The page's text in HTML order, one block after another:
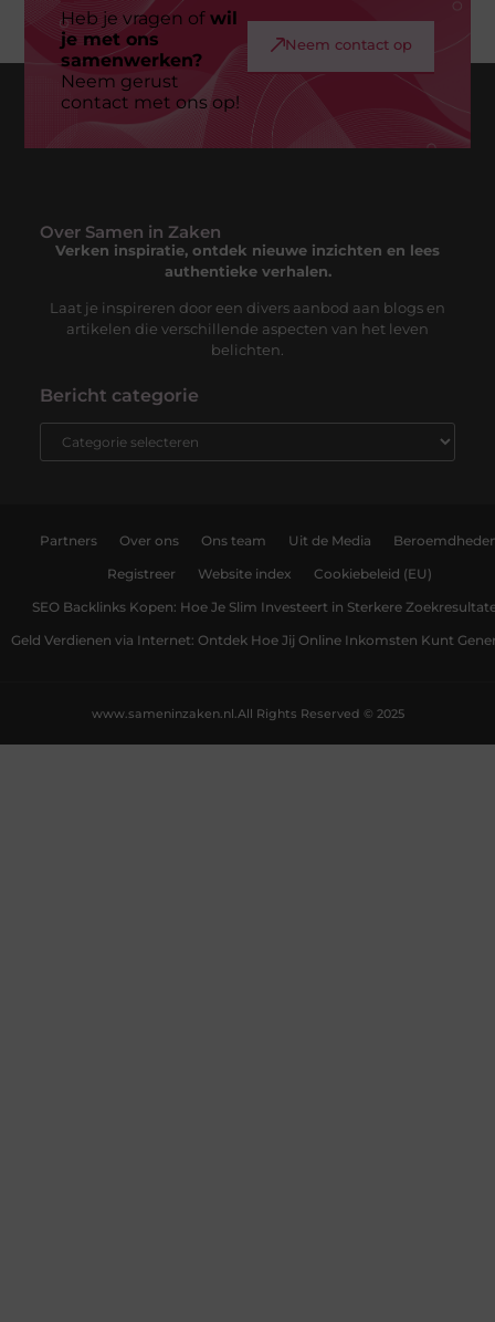
Heb je vragen ofwil
je met ons
samenwerken?
Neem gerust
contact met ons op!
Neem contact op
Over Samen in Zaken
Verken inspiratie, ontdek nieuwe inzichten en lees
authentieke verhalen.
Laat je inspireren door een divers aanbod aan blogs en
artikelen die verschillende aspecten van het leven
belichten.
Bericht categorie
Partners Over ons Ons team Uit de Media
Registreer Website index Cookiebeleid (EU)
SEO Backlinks Kopen: Hoe Je Slim Investeert in Sterkere
Geld Verdienen via Internet: Ontdek Hoe Jij Online Inkomsten Kunt
All Rights Reserved © 2025
www.sameninzaken.nl.